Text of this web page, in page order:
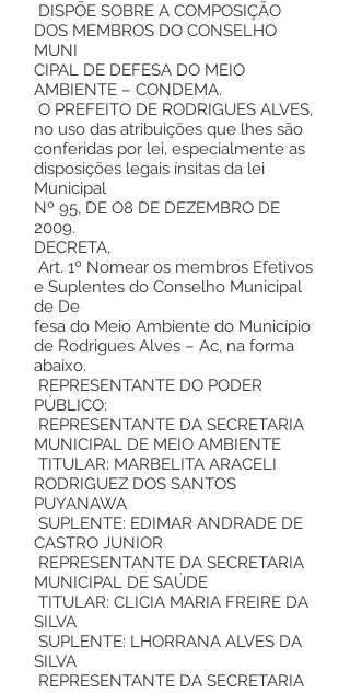
DISPÕE SOBRE A COMPOSIÇÃO
DOS MEMBROS DO CONSELHO
MUNI
CIPAL DE DEFESA DO MEIO
AMBIENTE – CONDEMA.
O PREFEITO DE RODRIGUES ALVES,
no uso das atribuições que lhes são
conferidas por lei, especialmente as
disposições legais ínsitas da lei
Municipal
Nº 95, DE O8 DE DEZEMBRO DE
2009.
DECRETA,
Art. 1º Nomear os membros Efetivos
e Suplentes do Conselho Municipal
de De
fesa do Meio Ambiente do Município
de Rodrigues Alves – Ac, na forma
abaixo.
REPRESENTANTE DO PODER
PÚBLICO:
REPRESENTANTE DA SECRETARIA
MUNICIPAL DE MEIO AMBIENTE
TITULAR: MARBELITA ARACELI
RODRIGUEZ DOS SANTOS
PUYANAWA
SUPLENTE: EDIMAR ANDRADE DE
CASTRO JUNIOR
REPRESENTANTE DA SECRETARIA
MUNICIPAL DE SAÚDE
TITULAR: CLICIA MARIA FREIRE DA
SILVA
SUPLENTE: LHORRANA ALVES DA
SILVA
REPRESENTANTE DA SECRETARIA